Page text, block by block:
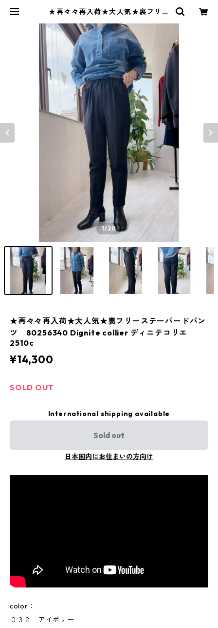
★再々々再入荷★大人気★裏フリー
ignite collier ディニテコリエ 251
0c | BlueOnion
1/20
★再々々再入荷★大人気★裏フリーステーパードパン
ツ 80256340 Dignite collier ディニテコリエ
2510c
¥14,300
SOLD OUT
International shipping available
Sold out
日本国内にお住まいの方向け
color：
０３２ アイボリー